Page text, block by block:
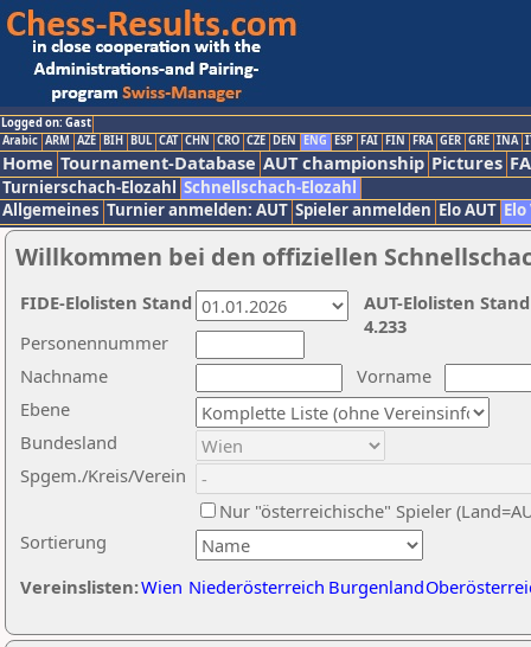
Logged on: Gast
Arabic ARM AZE BIH BUL CAT CHN CRO CZE DEN ENG ESP FAI FIN FRA GER GRE INA
Home Tournament-Database AUT championship Pictures
Turnierschach-Elozahl Schnellschach-Elozahl
Allgemeines Turnier anmelden: AUT Spieler anmelden Elo AUT
Willkommen bei den offiziellen
Nachname
Vorname
Ebene
Sortierung
Personennummer
Bundesland
Spgem./Kreis/Verein
Nur "österreichische" Spieler
Vereinslisten:Wien Niederösterreich Burgenland
AUT-Elolisten
4.233
FIDE-Elolisten Stand